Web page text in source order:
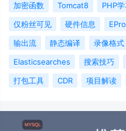
加密函数
Tomcat8 PHP
仅粉丝可见
硬件信息
输出流
静态编译 录像格式
Elasticsearches
搜索技巧
打包工具
CDR 项目解读